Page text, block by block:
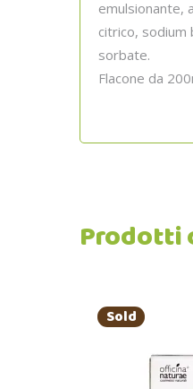
emulsionante,
citrico, sodium
sorbate.
Flacone da
Prodotti
Sold